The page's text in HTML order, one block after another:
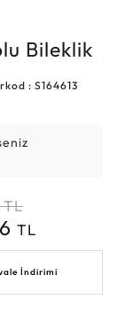
Bileklik
: S164613
TL
TL
İndirimi